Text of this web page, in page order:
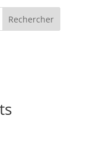
Rechercher